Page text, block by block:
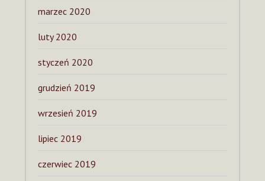
marzec 2020
luty 2020
styczeń 2020
grudzień 2019
wrzesień 2019
lipiec 2019
czerwiec 2019